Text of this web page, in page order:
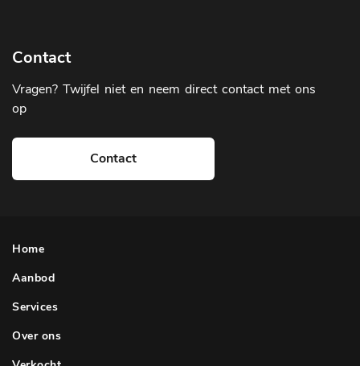
Contact
Vragen? Twijfel niet en neem direct contact met ons
op
Contact
Home
Aanbod
Services
Over ons